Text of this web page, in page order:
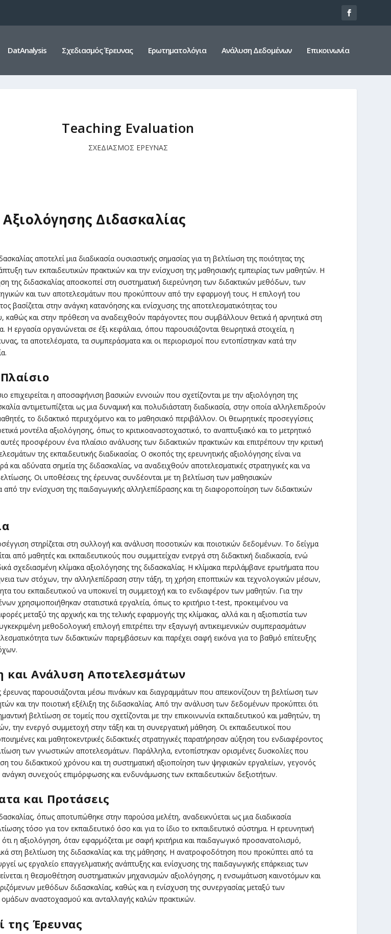
DatAnalysis Σχεδιασμός Έρευνας Ερωτηματολόγια Ανάλυση Δεδομένων Επικοινωνία
Teaching Evaluation
ΣΧΕΔΙΑΣΜΟΣ ΕΡΕΥΝΑΣ
Διδασκαλίας
αποτελεί μια διαδικασία ουσιαστικής σημασίας για τη βελτίωση της ποιότητας της
των εκπαιδευτικών πρακτικών και την ενίσχυση της μαθησιακής εμπειρίας των μαθητών. Η
της διδασκαλίας αποσκοπεί στη συστηματική διερεύνηση των διδακτικών μεθόδων, των
και των αποτελεσμάτων που προκύπτουν από την εφαρμογή τους. Η επιλογή του
βασίζεται στην ανάγκη κατανόησης και ενίσχυσης της αποτελεσματικότητας του
καθώς και στην πρόθεση να αναδειχθούν παράγοντες που συμβάλλουν θετικά ή αρνητικά στη
Η εργασία οργανώνεται σε έξι κεφάλαια, όπου παρουσιάζονται θεωρητικά στοιχεία, η
τα αποτελέσματα, τα συμπεράσματα και οι περιορισμοί που εντοπίστηκαν κατά την
επιχειρείται η αποσαφήνιση βασικών εννοιών που σχετίζονται με την αξιολόγηση της
αντιμετωπίζεται ως μια δυναμική και πολυδιάστατη διαδικασία, στην οποία αλληλεπιδρούν
το διδακτικό περιεχόμενο και το μαθησιακό περιβάλλον. Οι θεωρητικές προσεγγίσεις
μοντέλα αξιολόγησης, όπως το κριτικοαναστοχαστικό, το αναπτυξιακό και το μετρητικό
προσφέρουν ένα πλαίσιο ανάλυσης των διδακτικών πρακτικών και επιτρέπουν την κριτική
της εκπαιδευτικής διαδικασίας. Ο σκοπός της ερευνητικής αξιολόγησης είναι να
και αδύνατα σημεία της διδασκαλίας, να αναδειχθούν αποτελεσματικές στρατηγικές και να
Οι υποθέσεις της έρευνας συνδέονται με τη βελτίωση των μαθησιακών
την ενίσχυση της παιδαγωγικής αλληλεπίδρασης και τη διαφοροποίηση των διδακτικών
στηρίζεται στη συλλογή και ανάλυση ποσοτικών και ποιοτικών δεδομένων. Το δείγμα
από μαθητές και εκπαιδευτικούς που συμμετείχαν ενεργά στη διδακτική διαδικασία, ενώ
σχεδιασμένη κλίμακα αξιολόγησης της διδασκαλίας. Η κλίμακα περιλάμβανε ερωτήματα που
των στόχων, την αλληλεπίδραση στην τάξη, τη χρήση εποπτικών και τεχνολογικών μέσων,
του εκπαιδευτικού να υποκινεί τη συμμετοχή και το ενδιαφέρον των μαθητών. Για την
χρησιμοποιήθηκαν στατιστικά εργαλεία, όπως το κριτήριο t-test, προκειμένου να
μεταξύ της αρχικής και της τελικής εφαρμογής της κλίμακας, αλλά και η αξιοπιστία των
μεθοδολογική επιλογή επιτρέπει την εξαγωγή αντικειμενικών συμπερασμάτων
των διδακτικών παρεμβάσεων και παρέχει σαφή εικόνα για το βαθμό επίτευξης
και Ανάλυση Αποτελεσμάτων
έρευνας παρουσιάζονται μέσω πινάκων και διαγραμμάτων που απεικονίζουν τη βελτίωση των
και την ποιοτική εξέλιξη της διδασκαλίας. Από την ανάλυση των δεδομένων προκύπτει ότι
βελτίωση σε τομείς που σχετίζονται με την επικοινωνία εκπαιδευτικού και μαθητών, τη
την ενεργό συμμετοχή στην τάξη και τη συνεργατική μάθηση. Οι εκπαιδευτικοί που
και μαθητοκεντρικές διδακτικές στρατηγικές παρατήρησαν αύξηση του ενδιαφέροντος
των γνωστικών αποτελεσμάτων. Παράλληλα, εντοπίστηκαν ορισμένες δυσκολίες που
του διδακτικού χρόνου και τη συστηματική αξιοποίηση των ψηφιακών εργαλείων, γεγονός
ανάγκη συνεχούς επιμόρφωσης και ενδυνάμωσης των εκπαιδευτικών δεξιοτήτων.
και Προτάσεις
όπως αποτυπώθηκε στην παρούσα μελέτη, αναδεικνύεται ως μια διαδικασία
τόσο για τον εκπαιδευτικό όσο και για το ίδιο το εκπαιδευτικό σύστημα. Η ερευνητική
ότι η αξιολόγηση, όταν εφαρμόζεται με σαφή κριτήρια και παιδαγωγικό προσανατολισμό,
στη βελτίωση της διδασκαλίας και της μάθησης. Η ανατροφοδότηση που προκύπτει από τα
ως εργαλείο επαγγελματικής ανάπτυξης και ενίσχυσης της παιδαγωγικής επάρκειας των
η θεσμοθέτηση συστηματικών μηχανισμών αξιολόγησης, η ενσωμάτωση καινοτόμων και
μεθόδων διδασκαλίας, καθώς και η ενίσχυση της συνεργασίας μεταξύ των
αναστοχασμού και ανταλλαγής καλών πρακτικών.
της Έρευνας